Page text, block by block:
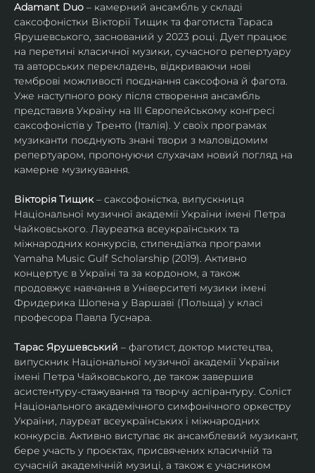
Adamant Duo – камерний ансамбль у складі
саксофоністки Вікторії Тищик та фаготиста Тараса
Ярушевського, заснований у 2023 році. Дует працює
на перетині класичної музики, сучасного репертуару
та авторських перекладень, відкриваючи нові
темброві можливості поєднання саксофона й фагота.
Уже наступного року після створення ансамбль
представив Україну на ІІІ Європейському конгресі
саксофоністів у Тренто (Італія). У своїх програмах
музиканти поєднують знані твори з маловідомим
репертуаром, пропонуючи слухачам новий погляд на
камерне музикування.
Вікторія Тищик – саксофоністка, випускниця
Національної музичної академії України імені Петра
Чайковського. Лауреатка всеукраїнських та
міжнародних конкурсів, стипендіатка програми
Yamaha Music Gulf Scholarship (2019). Активно
концертує в Україні та за кордоном, а також
продовжує навчання в Університеті музики імені
Фридерика Шопена у Варшаві (Польща) у класі
професора Павла Гуснара.
Тарас Ярушевський – фаготист, доктор мистецтва,
випускник Національної музичної академії України
імені Петра Чайковського, де також завершив
асистентуру-стажування та творчу аспірантуру. Соліст
Національного академічного симфонічного оркестру
України, лауреат всеукраїнських і міжнародних
конкурсів. Активно виступає як ансамблевий музикант,
бере участь у проєктах, присвячених класичній та
сучасній академічній музиці, а також є учасником